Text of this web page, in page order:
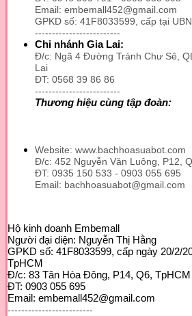
Email: embemall452@gmail.com
GPKD số: 41F8033599, cấp tại
-------------------------
Chi nhánh Gia Lai:
Đ/c: Ngã 4 Đường Tránh Chư Sê,
Lai
ĐT: 0568 39 86 86
-------------------------
Thương hiệu cùng tập đoàn:
Website: www.bachhoasuabot.com
Đ/c: 452 Nguyễn Văn Luông, P12,
ĐT: 0935 150 533 - 0903 055 695
Email: bachhoasuabot@gmail.com
Hộ kinh doanh Embemall
Người đại diện: Nguyễn Thị Hằng
GPKD số: 41F8033599, cấp ngày 20/2/
TpHCM
Đ/c: 83 Tân Hòa Đông, P14, Q6, TpHCM
ĐT: 0903 055 695
Email: embemall452@gmail.com
-------------------------